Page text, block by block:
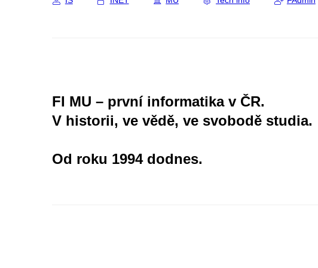
FI MU – první informatika v ČR.
V historii, ve vědě, ve svobodě studia.
Od roku 1994 dodnes.